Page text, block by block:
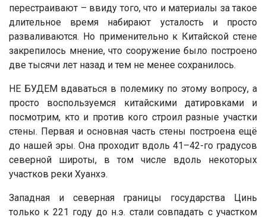
перестраивают – ввиду того, что и материалы за такое
длительное время набирают усталость и просто
разваливаются. Но применительно к Китайской стене
закрепилось мнение, что сооружение было построено
две тысячи лет назад и тем не менее сохранилось.
НЕ БУДЕМ вдаваться в полемику по этому вопросу, а
просто воспользуемся китайскими датировками и
посмотрим, кто и против кого строил разные участки
стены. Первая и основная часть стены построена ещё
до нашей эры. Она проходит вдоль 41–42-го градусов
северной широты, в том числе вдоль некоторых
участков реки Хуанхэ.
Западная и северная границы государства Цинь
только к 221 году до н.э. стали совпадать с участком